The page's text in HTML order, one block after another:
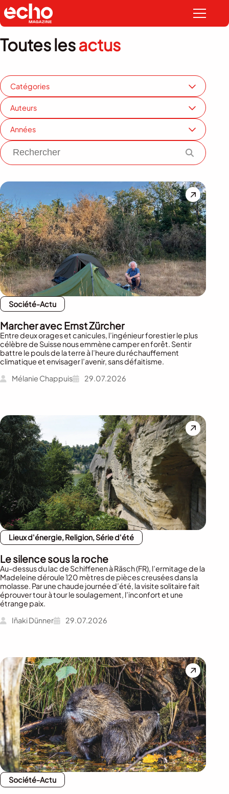
Toutes lesactus
Catégories
Auteurs
Années
Société-Actu
Marcher avec Ernst Zürcher
Entre deux orages et canicules, l’ingénieur forestier le plus
célèbre de Suisse nous emmène camper en forêt. Sentir
battre le pouls de la terre à l’heure du réchauffement
climatique et envisager l’avenir, sans défaitisme.
Mélanie Chappuis
29.07.2026
Lieux d'énergie, Religion, Série d'été
Le silence sous la roche
Au-dessus du lac de Schiffenen à Räsch (FR), l’ermitage de la
Madeleine déroule 120 mètres de pièces creusées dans la
molasse. Par une chaude journée d’été, la visite solitaire fait
éprouver tour à tour le soulagement, l’inconfort et une
étrange paix.
Iñaki Dünner
29.07.2026
Société-Actu